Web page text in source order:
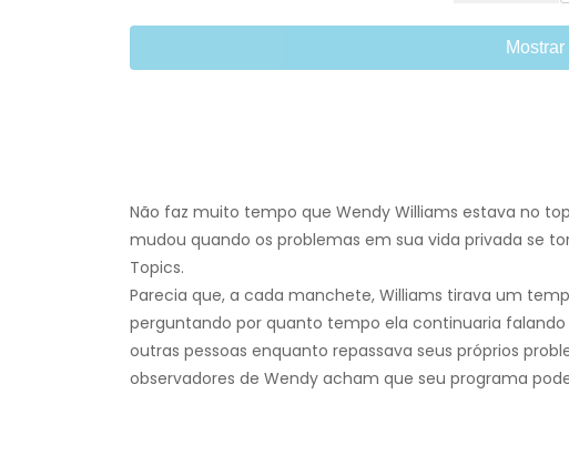
Mostrar
Não faz muito tempo que Wendy Williams estava no
mudou quando os problemas em sua vida privada se
Topics.
Parecia que, a cada manchete, Williams tirava um
perguntando por quanto tempo ela continuaria falando
outras pessoas enquanto repassava seus próprios
observadores de Wendy acham que seu programa